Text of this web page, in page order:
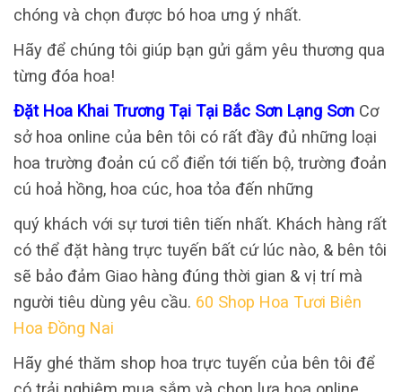
chóng và chọn được bó hoa ưng ý nhất.
Hãy để chúng tôi giúp bạn gửi gắm yêu thương qua
từng đóa hoa!
Đặt Hoa Khai Trương Tại Tại Bắc Sơn Lạng Sơn Cơ
sở hoa online của bên tôi có rất đầy đủ những loại
hoa trường đoản cú cổ điển tới tiến bộ, trường đoản
cú hoả hồng, hoa cúc, hoa tỏa đến những
quý khách với sự tươi tiên tiến nhất. Khách hàng rất
có thể đặt hàng trực tuyến bất cứ lúc nào, & bên tôi
sẽ bảo đảm Giao hàng đúng thời gian & vị trí mà
người tiêu dùng yêu cầu. 60 Shop Hoa Tươi Biên
Hoa Đồng Nai
Hãy ghé thăm shop hoa trực tuyến của bên tôi để